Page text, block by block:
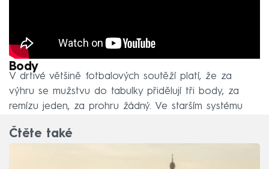
Body
V drtivé většině fotbalových soutěží platí, že za
výhru se mužstvu do tabulky přidělují tři body, za
remízu jeden, za prohru žádný. Ve starším systému
Čtěte také